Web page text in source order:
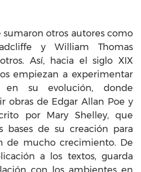
sumaron otros autores como
y William Thomas
Así, hacia el siglo XIX
empiezan a experimentar
su evolución, donde
obras de Edgar Allan Poe y
por Mary Shelley, que
bases de su creación para
de mucho crecimiento. De
a los textos, guarda